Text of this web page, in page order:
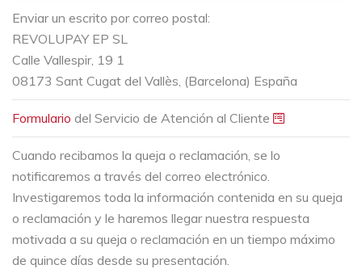
Enviar un escrito por correo postal:
REVOLUPAY EP SL
Calle Vallespir, 19 1
08173 Sant Cugat del Vallès, (Barcelona) España
Formulario del Servicio de Atención al Cliente
Cuando recibamos la queja o reclamación, se lo
notificaremos a través del correo electrónico.
Investigaremos toda la información contenida en su queja
o reclamación y le haremos llegar nuestra respuesta
motivada a su queja o reclamación en un tiempo máximo
de quince días desde su presentación.